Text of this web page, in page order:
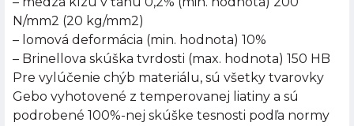
N/mm2 (20 kg/mm2)
– lomová deformácia (min. hodnota) 10%
– Brinellova skúška tvrdosti (max. hodnota) 150 HB
Pre vylúčenie chýb materiálu, sú všetky tvarovky
Gebo vyhotovené z temperovanej liatiny a sú
podrobené 100%-nej skúške tesnosti podľa normy